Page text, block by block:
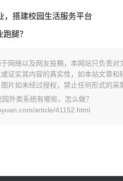
，搭建校园生活服务平台
腿？
网络以及网友投稿，本网站只负责
证实其内容的真实性，如本站文章
片如未经过授权，禁止任何形式的采
外卖系统有哪些，怎么做？
article/41152.html